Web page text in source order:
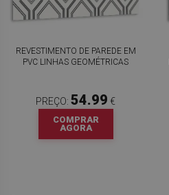
REVESTIMENTO DE PAREDE EM
PVC LINHAS GEOMÉTRICAS
PREÇO: 54.99 €
COMPRAR
AGORA